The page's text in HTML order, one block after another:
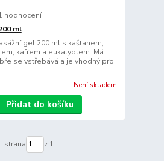
hodnocení
ml
gel 200 ml s kaštanem,
kafrem a eukalyptem. Má
se vstřebává a je vhodný pro
Není skladem
Přidat do košíku
strana z 1